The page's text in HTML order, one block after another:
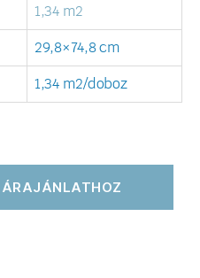
1,34 m2
29,8×74,8 cm
1,34 m2/doboz